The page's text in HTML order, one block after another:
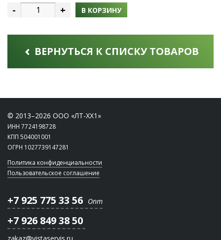
- + В КОРЗИНУ
ВЕРНУТЬСЯ К СПИСКУ ТОВАРОВ
© 2013–2026 ООО «ЛТ-ХХ1»
ИНН 7724198728
КПП 504001001
ОГРН 1027739147281
Политика конфиденциальности
Пользовательское соглашение
+7 925 775 33 56 Опт
+7 926 849 38 50